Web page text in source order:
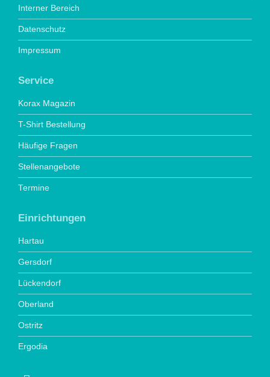
Interner Bereich
Datenschutz
Impressum
Service
Korax Magazin
T-Shirt Bestellung
Häufige Fragen
Stellenangebote
Termine
Einrichtungen
Hartau
Gersdorf
Lückendorf
Oberland
Ostritz
Ergodia